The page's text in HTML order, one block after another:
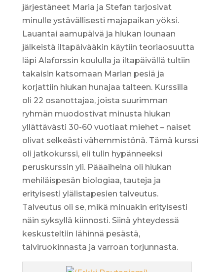
järjestäneet Maria ja Stefan tarjosivat
minulle ystävällisesti majapaikan yöksi.
Lauantai aamupäivä ja hiukan lounaan
jälkeistä iltapäivääkin käytiin teoriaosuutta
läpi Alaforssin koululla ja iltapäivällä tultiin
takaisin katsomaan Marian pesiä ja
korjattiin hiukan hunajaa talteen. Kurssilla
oli 22 osanottajaa, joista suurimman
ryhmän muodostivat minusta hiukan
yllättävästi 30-60 vuotiaat miehet – naiset
olivat selkeästi vähemmistönä. Tämä kurssi
oli jatkokurssi, eli tulin hypänneeksi
peruskurssin yli. Pääaiheina oli hiukan
mehiläispesän biologiaa, tauteja ja
erityisesti ylälistapesien talveutus.
Talveutus oli se, mikä minuakin erityisesti
näin syksyllä kiinnosti. Siinä yhteydessä
keskusteltiin lähinnä pesästä,
talviruokinnasta ja varroan torjunnasta.